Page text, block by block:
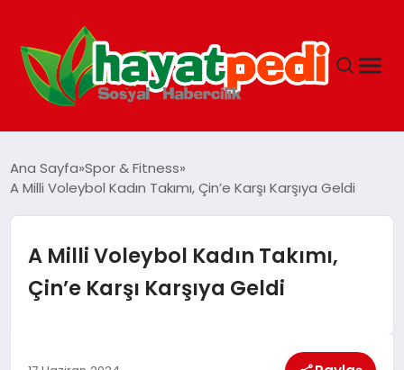
GUNCEL
Ana Sayfa Spor & Fitness
A Milli Voleybol Kadın Takımı, Çin’e Karşı Karşıya Geldi
A Milli Voleybol Kadın Takımı,
Çin’e Karşı Karşıya Geldi